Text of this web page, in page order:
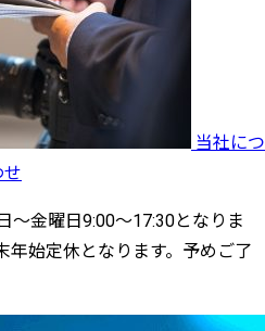
当社につ
せ
～金曜日9:00～17:30となりま
年始定休となります。予めご了